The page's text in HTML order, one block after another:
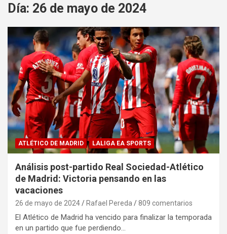
Día: 26 de mayo de 2024
ATLÉTICO DE MADRID LALIGA EA SPORTS
Análisis post-partido Real Sociedad-Atlético
de Madrid: Victoria pensando en las
vacaciones
26 de mayo de 2024 Rafael Pereda 809 comentarios
El Atlético de Madrid ha vencido para finalizar la temporada
en un partido que fue perdiendo…